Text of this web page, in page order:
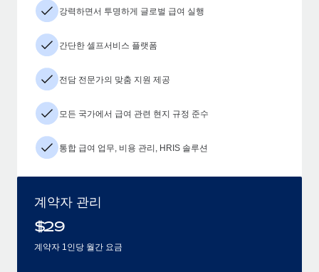
강력하면서 투명하게 글로벌 급여 실행
간단한 셀프서비스 플랫폼
전담 전문가의 맞춤 지원 제공
모든 국가에서 급여 관련 현지 규정 준수
통합 급여 업무, 비용 관리, HRIS 솔루션
계약자 관리
$29
계약자 1인당 월간 요금